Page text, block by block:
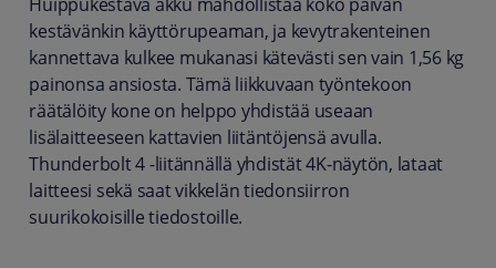
Huippukestävä akku mahdollistaa koko päivän
kestävänkin käyttörupeaman, ja kevytrakenteinen
kannettava kulkee mukanasi kätevästi sen vain 1,56 kg
painonsa ansiosta. Tämä liikkuvaan työntekoon
räätälöity kone on helppo yhdistää useaan
lisälaitteeseen kattavien liitäntöjensä avulla.
Thunderbolt 4 -liitännällä yhdistät 4K-näytön, lataat
laitteesi sekä saat vikkelän tiedonsiirron
suurikokoisille tiedostoille.